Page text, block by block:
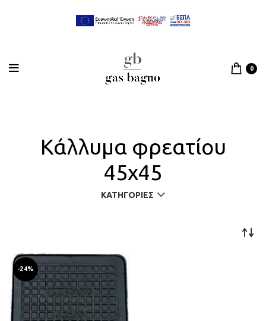
0
Κάλλυμα φρεατίου
45x45
ΚΑΤΗΓΟΡΊΕΣ
-24%